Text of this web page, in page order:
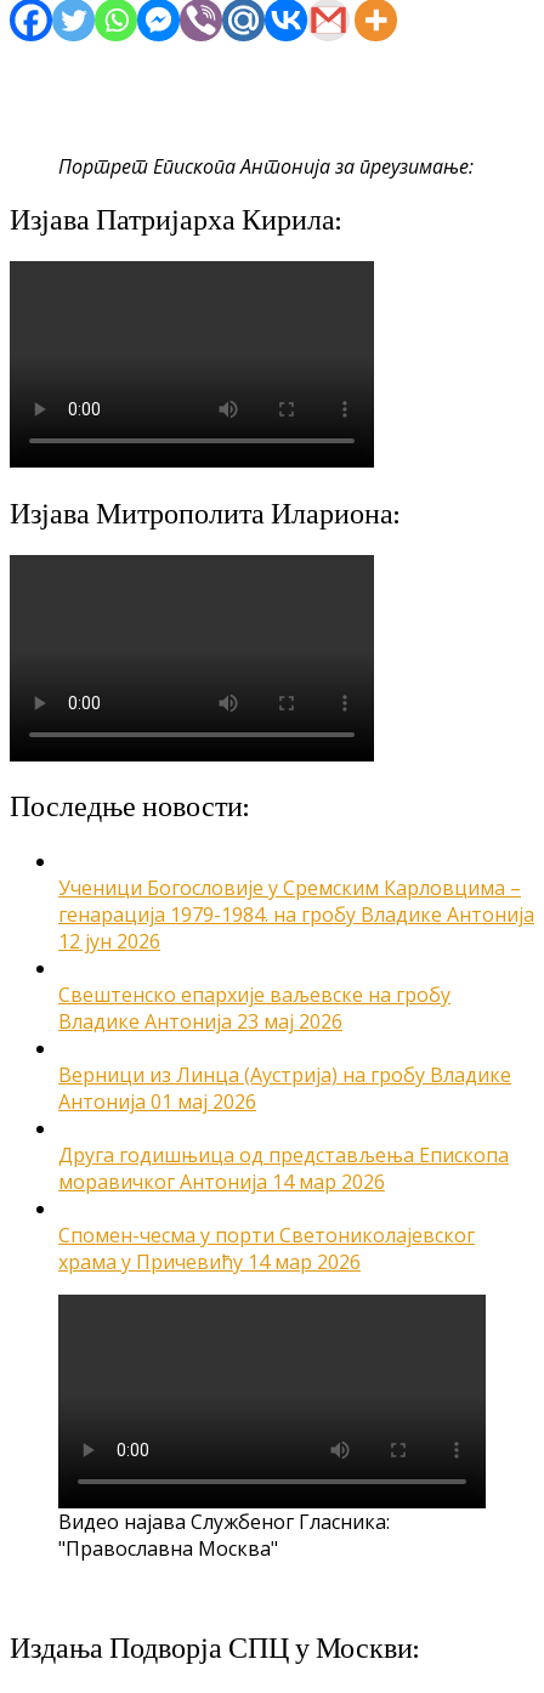
Портрет Епископа Антонија за преузимање:
Изјава Патријарха Кирила:
Изјава Митрополита Илариона:
Последње новости:
Ученици Богословије у Сремским Карловцима –
генарација 1979-1984. на гробу Владике Антонија
12 јун 2026
Свештенско епархије ваљевске на гробу
Владике Антонија 23 мај 2026
Верници из Линца (Аустрија) на гробу Владике
Антонија 01 мај 2026
Друга годишњица од представљења Епископа
моравичког Антонија 14 мар 2026
Спомен-чесма у порти Светониколајевског
храма у Причевићу 14 мар 2026
Видео најава Службеног Гласника:
"Православна Москва"
Издања Подворја СПЦ у Москви: